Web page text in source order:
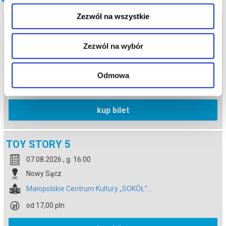
Zezwól na wszystkie
Zezwól na wybór
Odmowa
TOY STORY 5
od 17,00 pln
kup bilet
TOY STORY 5
07.08.2026 , g. 16:00
Nowy Sącz
Małopolskie Centrum Kultury „SOKÓŁ”...
od 17,00 pln